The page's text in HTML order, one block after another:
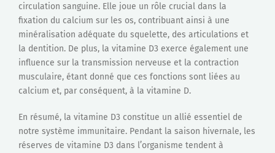
circulation sanguine. Elle joue un rôle crucial dans la
fixation du calcium sur les os, contribuant ainsi à une
minéralisation adéquate du squelette, des articulations et
la dentition. De plus, la vitamine D3 exerce également une
influence sur la transmission nerveuse et la contraction
musculaire, étant donné que ces fonctions sont liées au
calcium et, par conséquent, à la vitamine D.
En résumé, la vitamine D3 constitue un allié essentiel de
notre système immunitaire. Pendant la saison hivernale, les
réserves de vitamine D3 dans l’organisme tendent à